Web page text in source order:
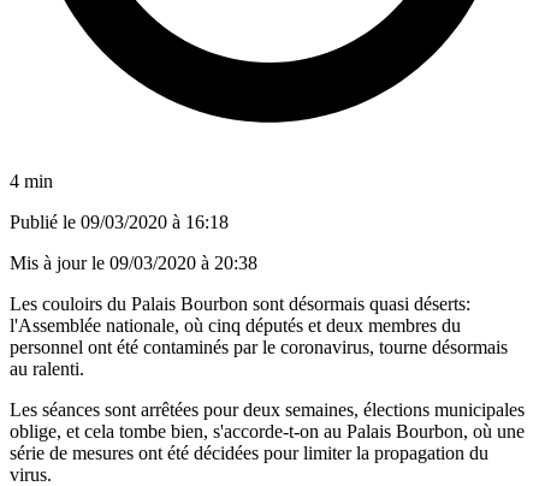
4 min
Publié le 09/03/2020 à 16:18
Mis à jour le 09/03/2020 à 20:38
Les couloirs du Palais Bourbon sont désormais quasi déserts:
l'Assemblée nationale, où cinq députés et deux membres du
personnel ont été contaminés par le coronavirus, tourne désormais
au ralenti.
Les séances sont arrêtées pour deux semaines, élections municipales
oblige, et cela tombe bien, s'accorde-t-on au Palais Bourbon, où une
série de mesures ont été décidées pour limiter la propagation du
virus.